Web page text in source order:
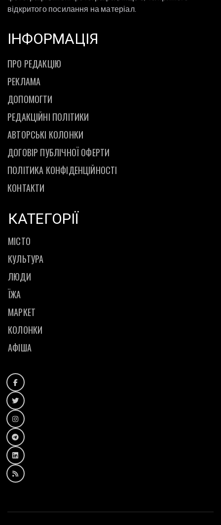
відкритого посилання на матеріал.
ІНФОРМАЦІЯ
ПРО РЕДАКЦІЮ
РЕКЛАМА
ДОПОМОГТИ
РЕДАКЦІЙНІ ПОЛІТИКИ
АВТОРСЬКІ КОЛОНКИ
ДОГОВІР ПУБЛІЧНОЇ ОФЕРТИ
ПОЛІТИКА КОНФІДЕНЦІЙНОСТІ
КОНТАКТИ
КАТЕГОРІЇ
МІСТО
КУЛЬТУРА
ЛЮДИ
ЇЖА
МАРКЕТ
КОЛОНКИ
АФІША